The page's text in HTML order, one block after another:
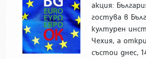
акция:
гостува в
културен
Чехия, а
състои днес,